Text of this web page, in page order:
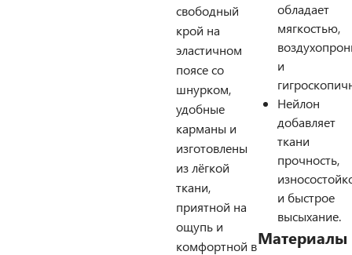
свободный
крой на
эластичном
поясе со
шнурком,
удобные
карманы и
изготовлены
из лёгкой
ткани,
приятной на
ощупь и
комфортной в
обладает
мягкостью,
и
Нейлон
добавляет
ткани
прочность,
и быстрое
высыхание.
Материалы